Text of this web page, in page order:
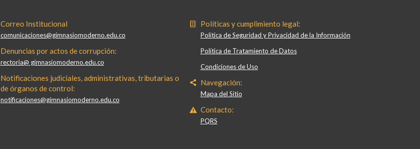
Correo Institucional
comunicaciones@gimnasiomoderno.edu.co
Denuncias por actos de corrupción:
rectoria@ gimnasiomoderno.edu.co
Notificaciones judiciales, administrativas, tributarias o
de órganos de control:
notificaciones@gimnasiomoderno.edu.co
Políticas y cumplimiento legal:
Política de Seguridad y Privacidad de la Información
Política de Tratamiento de Datos
Condiciones de Uso
Navegación:
Mapa del Sitio
Contacto:
PQRS